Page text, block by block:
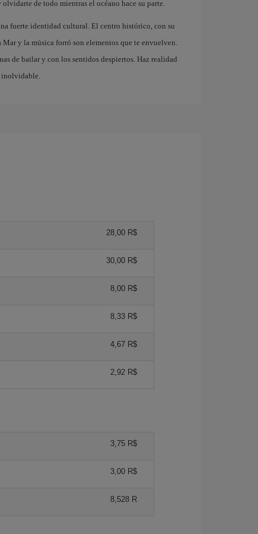
de todo mientras el océano hace su parte.
fuerte identidad cultural. El centro histórico, con su
y la música forró son elementos que te envuelven.
de bailar y con los sentidos despiertos. Haz realidad
inolvidable.
28,00 R$
30,00 R$
8,00 R$
8,33 R$
4,67 R$
2,92 R$
3,75 R$
3,00 R$
8,528 R